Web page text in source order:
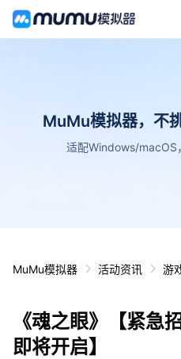
MuMu模拟器，不
适配Windows/macOS
MuMu模拟器 活动资讯 游
《魂之眼》【紧急
即将开启】